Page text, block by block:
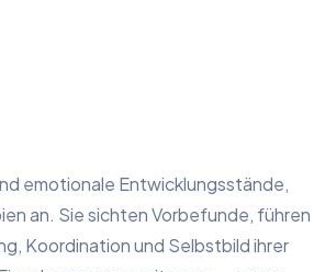
emotionale Entwicklungsstände,
an. Sie sichten Vorbefunde, führen
Koordination und Selbstbild ihrer